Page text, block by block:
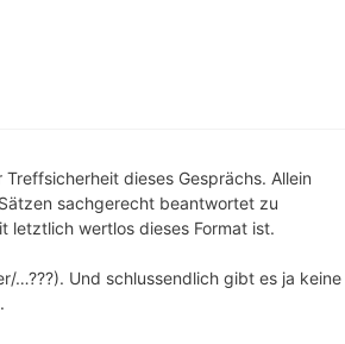
dieses Gesprächs. Allein
sachgerecht beantwortet zu
letztlich wertlos dieses Format ist.
…???). Und schlussendlich gibt es ja keine